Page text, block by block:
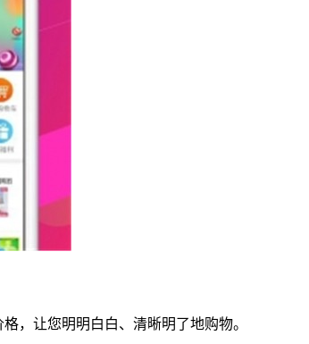
，让您明明白白、清晰明了地购物。